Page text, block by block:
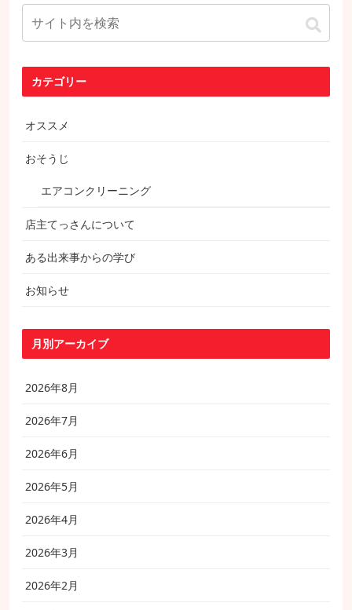
カテゴリー
オススメ
おそうじ
エアコンクリーニング
店主てっさんについて
ある出来事からの学び
お知らせ
月別アーカイブ
2026年8月
2026年7月
2026年6月
2026年5月
2026年4月
2026年3月
2026年2月